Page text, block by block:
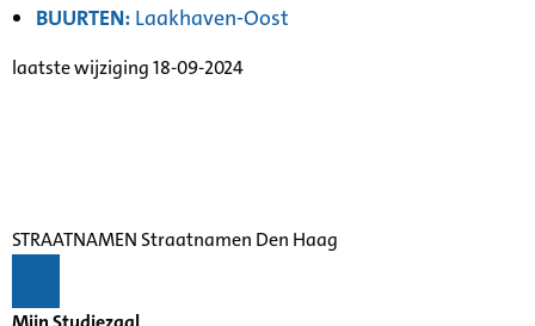
BUURTEN: Laakhaven-Oost
laatste wijziging 18-09-2024
STRAATNAMEN Straatnamen Den Haag